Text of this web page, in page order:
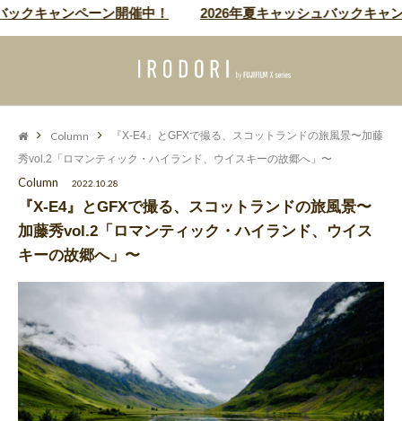
ンペーン開催中！ 2026年夏キャッシュバックキャンペーン
Column
『X-E4』とGFXで撮る、スコットランドの旅風景〜加藤
秀vol.2「ロマンティック・ハイランド、ウイスキーの故郷へ」〜
Column 2022.10.28
『X-E4』とGFXで撮る、スコットランドの旅風景〜
加藤秀vol.2「ロマンティック・ハイランド、ウイス
キーの故郷へ」〜